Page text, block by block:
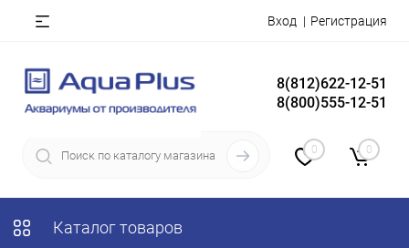
Вход Регистрация
8(812)622-12-51
8(800)555-12-51
0 0
Каталог товаров